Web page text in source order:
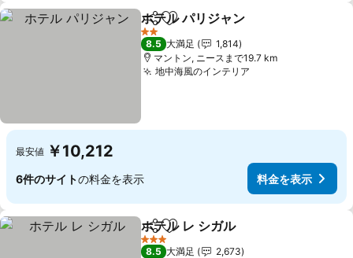
シェアお気に入りに追加
ホテル パリジャン
2 ホテルのランク
8.5 大満足
1,814
マントン, ニースまで19.7 km
地中海風のインテリア
最安値 ￥10,212
6件のサイトの料金を表示 料金を表示
シェアお気に入りに追加
ホテル レ シガル
3 ホテルのランク
8.5 大満足
2,673